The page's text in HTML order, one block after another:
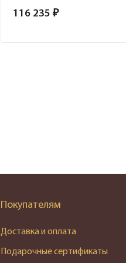
116 235 ₽
Покупателям
Доставка и оплата
Подарочные сертификаты